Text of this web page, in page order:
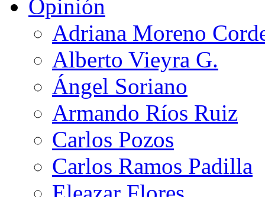
Opinión
Adriana Moreno
Alberto Vieyra G.
Ángel Soriano
Armando Ríos Ruiz
Carlos Pozos
Carlos Ramos Padilla